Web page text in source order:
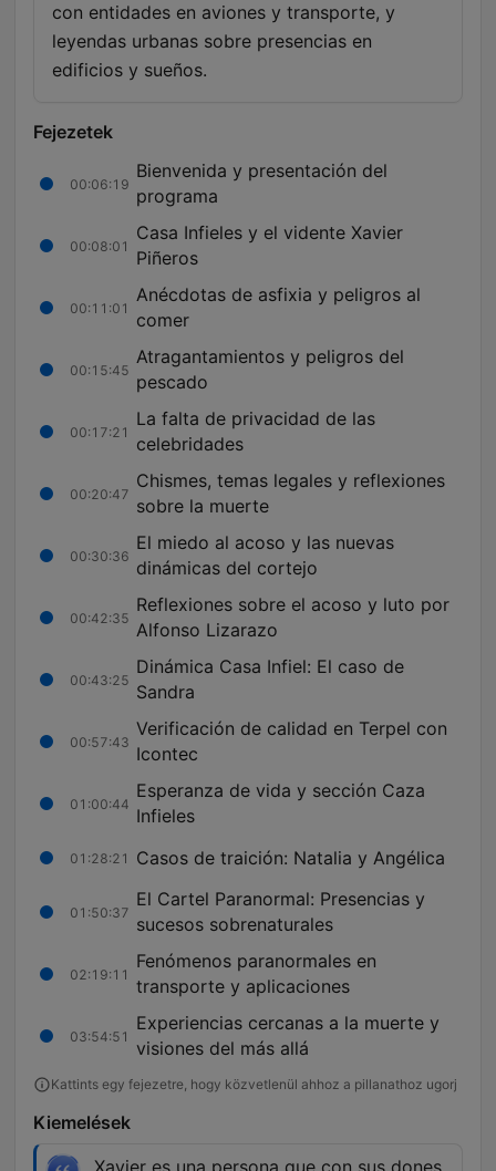
con entidades en aviones y transporte, y
leyendas urbanas sobre presencias en
edificios y sueños.
Fejezetek
00:06:19
Bienvenida y presentación del
programa
00:08:01
Casa Infieles y el vidente Xavier
Piñeros
00:11:01
Anécdotas de asfixia y peligros al
comer
00:15:45
Atragantamientos y peligros del
pescado
00:17:21
La falta de privacidad de las
celebridades
00:20:47
Chismes, temas legales y reflexiones
sobre la muerte
00:30:36
El miedo al acoso y las nuevas
dinámicas del cortejo
00:42:35
Reflexiones sobre el acoso y luto por
Alfonso Lizarazo
00:43:25
Dinámica Casa Infiel: El caso de
Sandra
00:57:43
Verificación de calidad en Terpel con
Icontec
01:00:44
Esperanza de vida y sección Caza
Infieles
01:28:21 Casos de traición: Natalia y Angélica
01:50:37
El Cartel Paranormal: Presencias y
sucesos sobrenaturales
02:19:11
Fenómenos paranormales en
transporte y aplicaciones
03:54:51
Experiencias cercanas a la muerte y
visiones del más allá
Kattints egy fejezetre, hogy közvetlenül ahhoz a pillanathoz ugorj
Kiemelések